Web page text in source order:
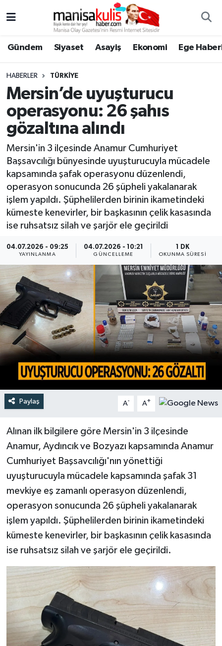
Gündem Siyaset Asayiş Ekonomi Ege
HABERLER TÜRKIYE
Mersin’de uyuşturucu
operasyonu: 26 şahıs
gözaltına alındı
Mersin'in 3 ilçesinde Anamur Cumhuriyet
Başsavcılığı bünyesinde uyuşturucuyla mücadele
kapsamında şafak operasyonu düzenlendi,
operasyon sonucunda 26 şüpheli yakalanarak
işlem yapıldı. Şüphelilerden birinin ikametindeki
kümeste kenevirler, bir başkasının çelik kasasında
ise ruhsatsız silah ve şarjör ele geçirildi
04.07.2026 - 09:25
YAYINLANMA
04.07.2026 - 10:21
GÜNCELLEME
1 DK
OKUNMA SÜRESI
Paylaş A- A+
Alınan ilk bilgilere göre Mersin'in 3 ilçesinde
Anamur, Aydıncık ve Bozyazı kapsamında Anamur
Cumhuriyet Başsavcılığı'nın yönettiği
uyuşturucuyla mücadele kapsamında şafak 31
mevkiye eş zamanlı operasyon düzenlendi,
operasyon sonucunda 26 şüpheli yakalanarak
işlem yapıldı. Şüphelilerden birinin ikametindeki
kümeste kenevirler, bir başkasının çelik kasasında
ise ruhsatsız silah ve şarjör ele geçirildi.
Ege Haberleri
Ekonomi
Genel
Resmi İlan
Siyaset
Spor
Yaşam
Yunusemre Hava Durumu
Yunusemre Trafik Yoğunluk Haritası
Süper Lig Puan Durumu ve Fikstür
Son Dakika Haberleri
Haber Arşivi